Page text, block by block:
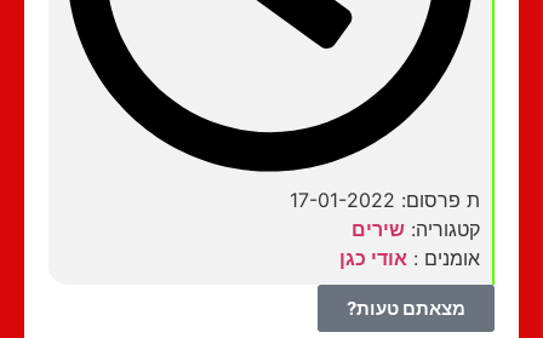
ת פרסום: 17-01-2022
קטגוריה:שירים
אומנים :אודי כגן
מצאתם טעות?